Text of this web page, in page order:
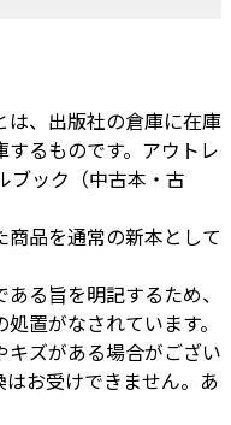
、出版社の倉庫に在庫
るものです。アウトレ
ブック（中古本・古
品を通常の新本として
る旨を明記するため、
置がなされています。
キズがある場合がござい
お受けできません。あ